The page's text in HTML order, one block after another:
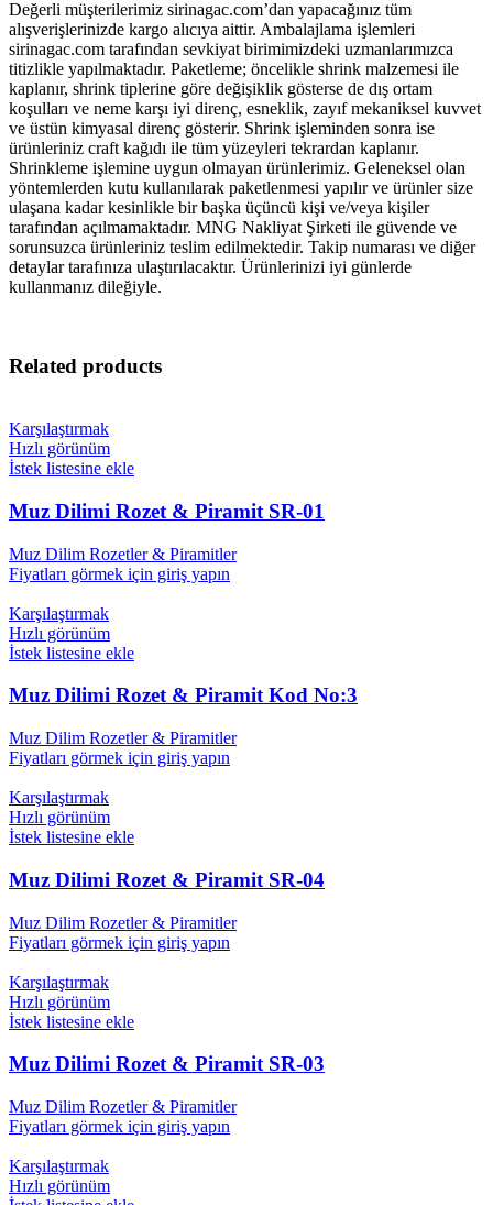
Değerli müşterilerimiz sirinagac.com’dan yapacağınız tüm
alışverişlerinizde kargo alıcıya aittir. Ambalajlama işlemleri
sirinagac.com tarafından sevkiyat birimimizdeki uzmanlarımızca
titizlikle yapılmaktadır. Paketleme; öncelikle shrink malzemesi ile
kaplanır, shrink tiplerine göre değişiklik gösterse de dış ortam
koşulları ve neme karşı iyi direnç, esneklik, zayıf mekaniksel kuvvet
ve üstün kimyasal direnç gösterir. Shrink işleminden sonra ise
ürünleriniz craft kağıdı ile tüm yüzeyleri tekrardan kaplanır.
Shrinkleme işlemine uygun olmayan ürünlerimiz. Geleneksel olan
yöntemlerden kutu kullanılarak paketlenmesi yapılır ve ürünler size
ulaşana kadar kesinlikle bir başka üçüncü kişi ve/veya kişiler
tarafından açılmamaktadır. MNG Nakliyat Şirketi ile güvende ve
sorunsuzca ürünleriniz teslim edilmektedir. Takip numarası ve diğer
detaylar tarafınıza ulaştırılacaktır. Ürünlerinizi iyi günlerde
kullanmanız dileğiyle.
Related products
Karşılaştırmak
Hızlı görünüm
İstek listesine ekle
Muz Dilimi Rozet & Piramit SR-01
Muz Dilim Rozetler & Piramitler
Fiyatları görmek için giriş yapın
Karşılaştırmak
Hızlı görünüm
İstek listesine ekle
Muz Dilimi Rozet & Piramit Kod No:3
Muz Dilim Rozetler & Piramitler
Fiyatları görmek için giriş yapın
Karşılaştırmak
Hızlı görünüm
İstek listesine ekle
Muz Dilimi Rozet & Piramit SR-04
Muz Dilim Rozetler & Piramitler
Fiyatları görmek için giriş yapın
Karşılaştırmak
Hızlı görünüm
İstek listesine ekle
Muz Dilimi Rozet & Piramit SR-03
Muz Dilim Rozetler & Piramitler
Fiyatları görmek için giriş yapın
Karşılaştırmak
Hızlı görünüm